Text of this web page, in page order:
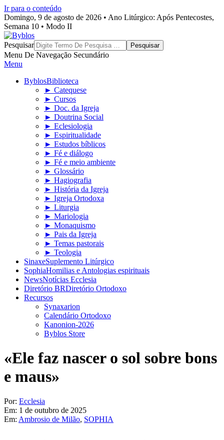
Ir para o conteúdo
Domingo, 9 de agosto de 2026 • Ano Litúrgico: Após Pentecostes,
Semana 10 • Modo II
Byblos
Pesquisar
Menu De Navegação Secundário
Menu
ByblosBiblioteca
► Catequese
► Cursos
► Doc. da Igreja
► Doutrina Social
► Eclesiologia
► Espiritualidade
► Estudos bíblicos
► Fé e diálogo
► Fé e meio ambiente
► Glossário
► Hagiografia
► História da Igreja
► Igreja Ortodoxa
► Liturgia
► Mariologia
► Monaquismo
► Pais da Igreja
► Temas pastorais
► Teologia
SinaxeSuplemento Litúrgico
SophiaHomilias e Antologias espirituais
NewsNotícias Ecclesia
Diretório BRDiretório Ortodoxo
Recursos
Synaxarion
Calendário Ortodoxo
Kanonion-2026
Byblos Store
«Ele faz nascer o sol sobre bons
e maus»
Por: Ecclesia
Em: 1 de outubro de 2025
Em: Ambrosio de Milão, SOPHIA